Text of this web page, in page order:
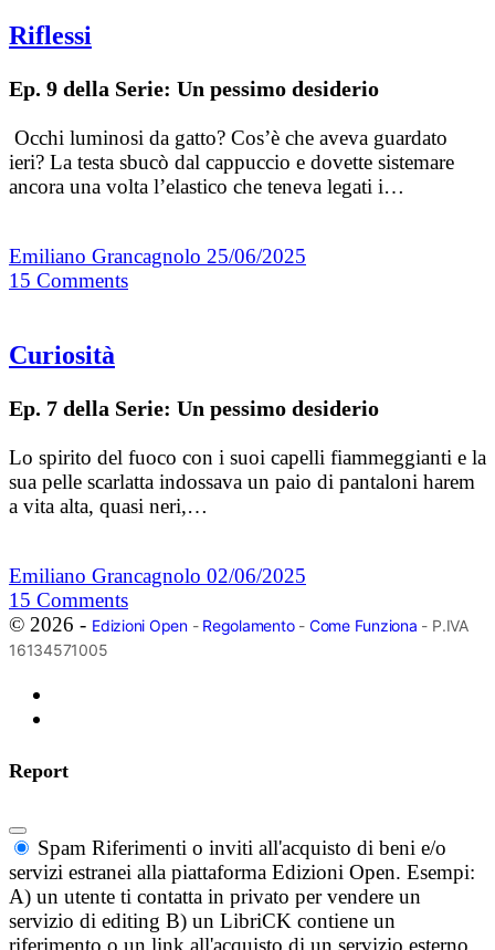
Riflessi
Ep. 9 della Serie: Un pessimo desiderio
Occhi luminosi da gatto? Cos’è che aveva guardato
ieri? La testa sbucò dal cappuccio e dovette sistemare
ancora una volta l’elastico che teneva legati i…
Emiliano Grancagnolo 25/06/2025
15 Comments
Curiosità
Ep. 7 della Serie: Un pessimo desiderio
Lo spirito del fuoco con i suoi capelli fiammeggianti e la
sua pelle scarlatta indossava un paio di pantaloni harem
a vita alta, quasi neri,…
Emiliano Grancagnolo 02/06/2025
15 Comments
© 2026 - Edizioni Open- Regolamento- Come Funziona - P.IVA
16134571005
Report
Spam Riferimenti o inviti all'acquisto di beni e/o
servizi estranei alla piattaforma Edizioni Open. Esempi:
A) un utente ti contatta in privato per vendere un
servizio di editing B) un LibriCK contiene un
riferimento o un link all'acquisto di un servizio esterno